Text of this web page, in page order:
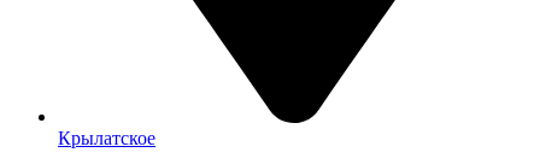
Крылатское